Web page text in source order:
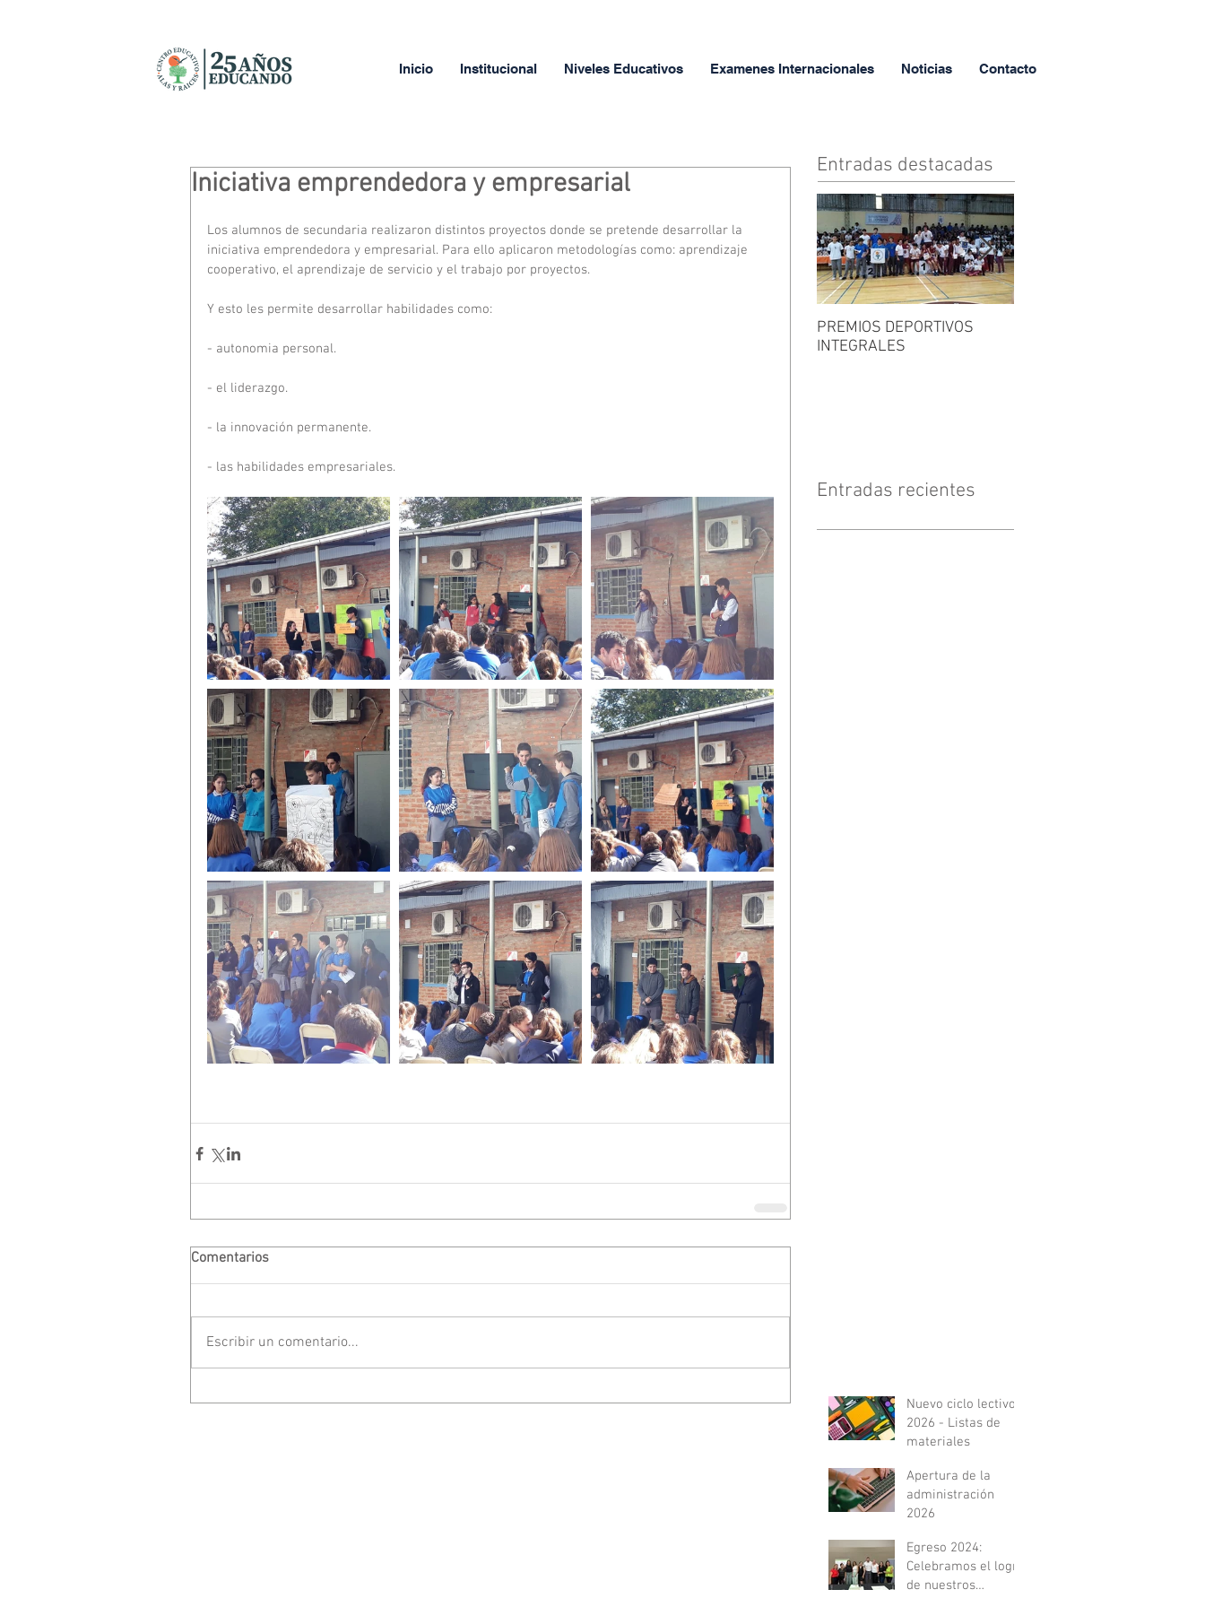
Inicio Institucional Niveles Educativos Examenes Internacionales Noticias Contacto
Iniciativa emprendedora y empresarial
Los alumnos de secundaria realizaron distintos proyectos donde se pretende desarrollar la
iniciativa emprendedora y empresarial. Para ello aplicaron metodologías como: aprendizaje
cooperativo, el aprendizaje de servicio y el trabajo por proyectos.
Y esto les permite desarrollar habilidades como:
- autonomia personal.
- el liderazgo.
- la innovación permanente.
- las habilidades empresariales.
Comentarios
Escribir un comentario...
Entradas destacadas
PREMIOS DEPORTIVOS
INTEGRALES
Entradas recientes
Nuevo ciclo lectivo
2026 - Listas de
materiales
Apertura de la
administración
2026
Egreso 2024:
Celebramos el logro
de nuestros